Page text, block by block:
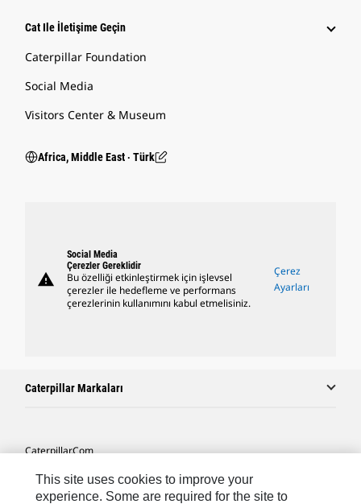
Cat Ile İletişime Geçin
Caterpillar Foundation
Social Media
Visitors Center & Museum
Africa, Middle East ‧ Türk
warning
Social Media
Çerezler Gereklidir
Bu özelliği etkinleştirmek için işlevsel
çerezler ile hedefleme ve performans
çerezlerinin kullanımını kabul etmelisiniz.
Çerez
Ayarları
Caterpillar Markaları
Caterpillar.com
Caterpillar Müşteri Hizmetleri Ve Iletişim
This site uses cookies to improve your
experience. Some are required for the site to